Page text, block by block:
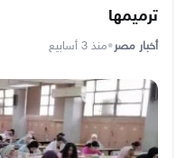
ترميمها
أخبار مصر•منذ 3 أسابيع